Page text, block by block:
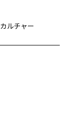
カルチャー